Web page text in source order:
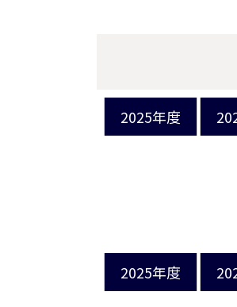
2025年度
2025年度